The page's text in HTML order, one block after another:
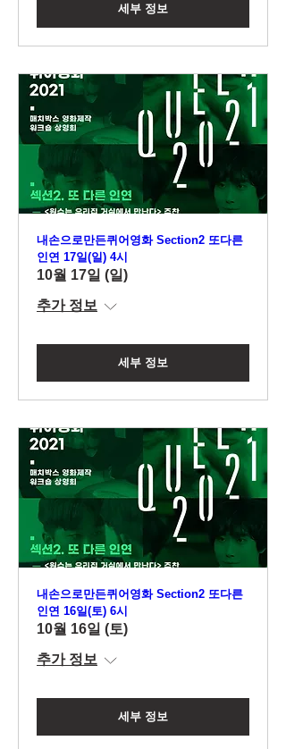
세부 정보
내손으로만든퀴어영화 Section2 또다른
인연 17일(일) 4시
10월 17일 (일)
추가 정보
세부 정보
내손으로만든퀴어영화 Section2 또다른
인연 16일(토) 6시
10월 16일 (토)
추가 정보
세부 정보